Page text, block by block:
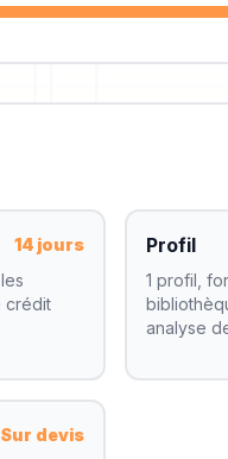
14 jours
crédit
Profil
1 profil,
analyse
Sur devis